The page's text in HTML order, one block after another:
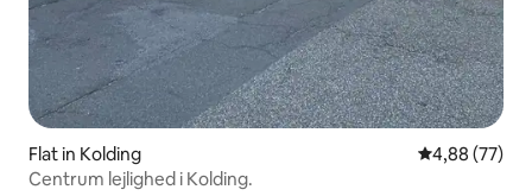
Flat in Kolding Gemiddelde
4,88 (77)
Centrum lejlighed i Kolding.